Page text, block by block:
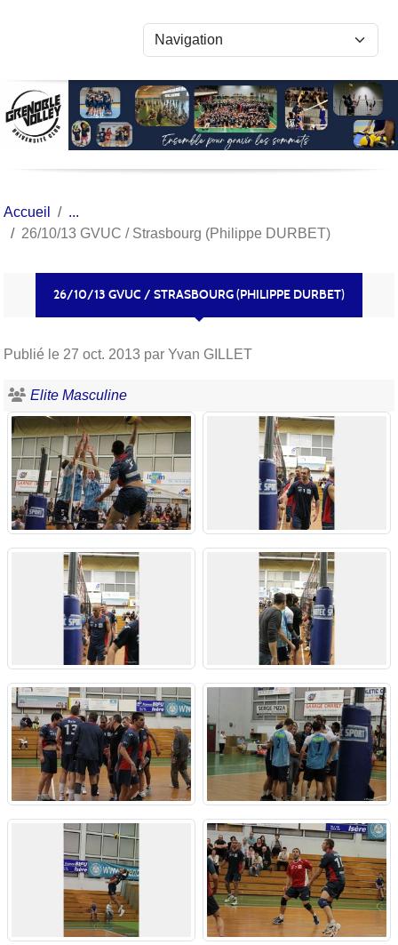
Accueil
26/10/13 GVUC / Strasbourg (Philippe DURBET)
26/10/13 GVUC / STRASBOURG (PHILIPPE DURBET)
Publié le 27 oct. 2013 par Yvan GILLET
Elite Masculine